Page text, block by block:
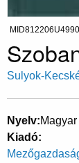
Sulyok-
Nyelv Magyar
Kiadó